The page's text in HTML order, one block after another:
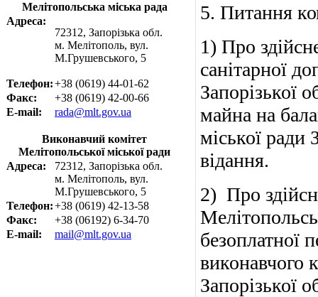
Мелітопольська міська рада
Адреса:
72312, Запорізька обл.
м. Мелітополь, вул.
М.Грушевського, 5
Телефон:+38 (0619) 44-01-62
Факс:
+38 (0619) 42-00-66
E-mail:
rada@mlt.gov.ua
Виконавчий комітет
Мелітопольської міської ради
Адреса:
72312, Запорізька обл.
м. Мелітополь, вул.
М.Грушевського, 5
Телефон:+38 (0619) 42-13-58
Факс:
+38 (06192) 6-34-70
E-mail:
mail@mlt.gov.ua
5. Питання
1) Про
санітарної
Запорізької
майна на
міської ради
відання.
2) Про
безоплатної
виконавчого
Запорізької